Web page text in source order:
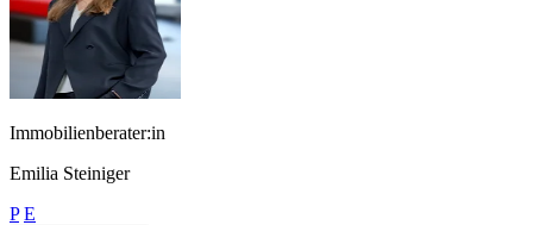
Immobilienberater:in
Emilia Steiniger
P E